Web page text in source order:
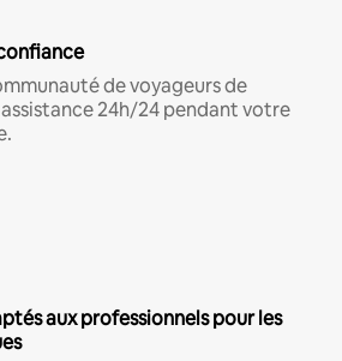
de voyageurs de
24h/24 pendant votre
aux professionnels pour les